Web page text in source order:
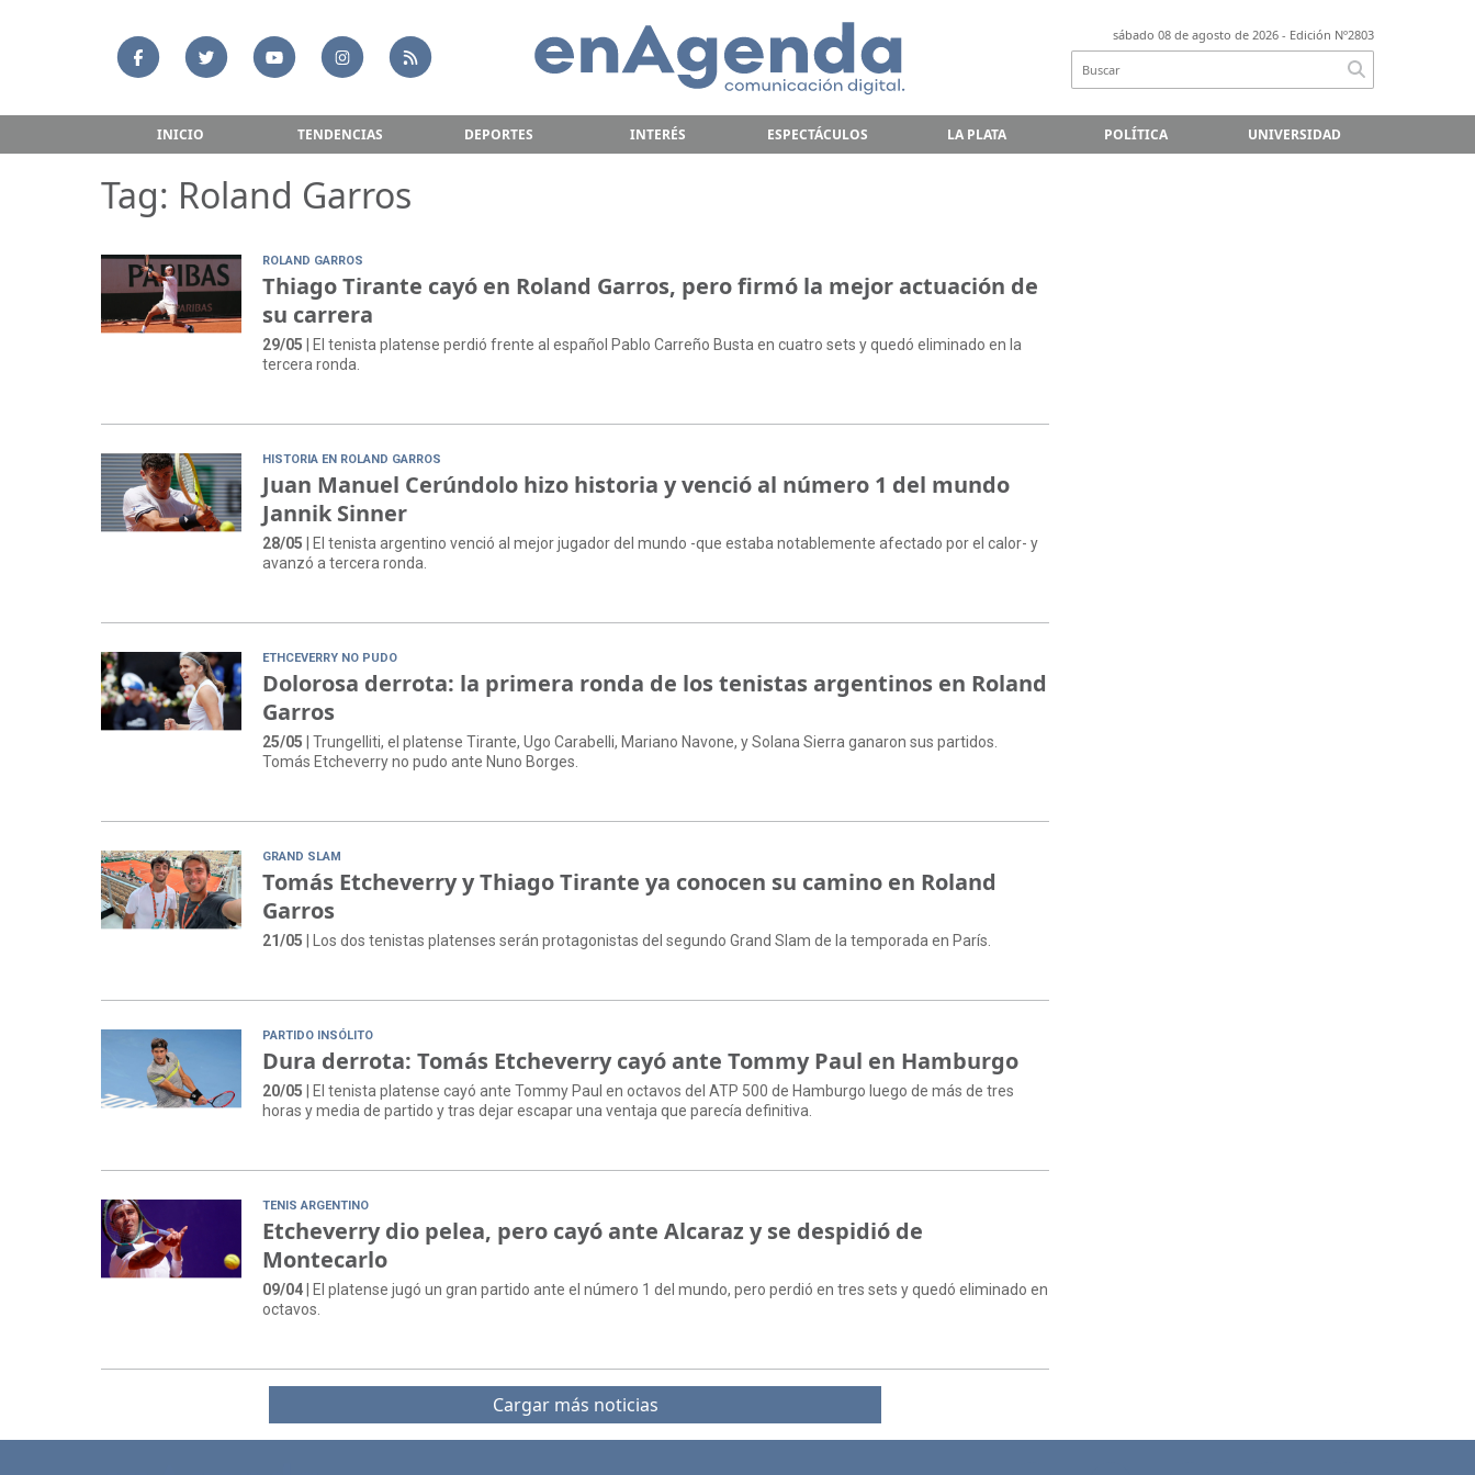
sábado 08 de agosto de 2026 - Edición Nº2803
INICIO TENDENCIAS DEPORTES INTERÉS ESPECTÁCULOS LA PLATA POLÍTICA UNIVERSIDAD
Tag: Roland Garros
ROLAND GARROS
Thiago Tirante cayó en Roland Garros, pero firmó la mejor actuación de
su carrera
29/05 | El tenista platense perdió frente al español Pablo Carreño Busta en cuatro sets y quedó eliminado en la
tercera ronda.
HISTORIA EN ROLAND GARROS
Juan Manuel Cerúndolo hizo historia y venció al número 1 del mundo
Jannik Sinner
28/05 | El tenista argentino venció al mejor jugador del mundo -que estaba notablemente afectado por el calor- y
avanzó a tercera ronda.
ETHCEVERRY NO PUDO
Dolorosa derrota: la primera ronda de los tenistas argentinos en Roland
Garros
25/05 | Trungelliti, el platense Tirante, Ugo Carabelli, Mariano Navone, y Solana Sierra ganaron sus partidos.
Tomás Etcheverry no pudo ante Nuno Borges.
GRAND SLAM
Tomás Etcheverry y Thiago Tirante ya conocen su camino en Roland
Garros
21/05 | Los dos tenistas platenses serán protagonistas del segundo Grand Slam de la temporada en París.
PARTIDO INSÓLITO
Dura derrota: Tomás Etcheverry cayó ante Tommy Paul en Hamburgo
20/05 | El tenista platense cayó ante Tommy Paul en octavos del ATP 500 de Hamburgo luego de más de tres
horas y media de partido y tras dejar escapar una ventaja que parecía definitiva.
TENIS ARGENTINO
Etcheverry dio pelea, pero cayó ante Alcaraz y se despidió de
Montecarlo
09/04 | El platense jugó un gran partido ante el número 1 del mundo, pero perdió en tres sets y quedó eliminado en
octavos.
Cargar más noticias